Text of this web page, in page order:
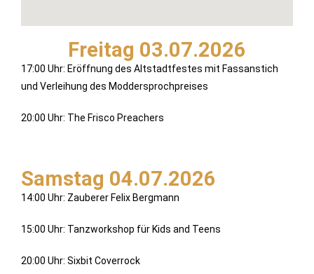
Freitag 03.07.2026
17:00 Uhr: Eröffnung des Altstadtfestes mit Fassanstich
und Verleihung des Moddersprochpreises
20:00 Uhr: The Frisco Preachers
Samstag 04.07.2026
14:00 Uhr: Zauberer Felix Bergmann
15:00 Uhr: Tanzworkshop für Kids and Teens
20:00 Uhr: Sixbit Coverrock